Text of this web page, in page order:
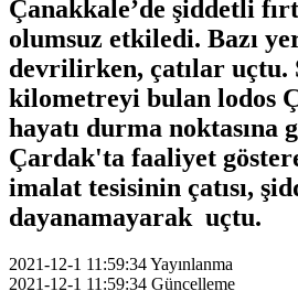
Çanakkale’de şiddetli
olumsuz etkiledi. Bazı
devrilirken, çatılar uçtu.
kilometreyi bulan lodos
hayatı durma noktasına
Çardak'ta faaliyet
imalat tesisinin çatısı,
dayanamayarak uçtu.
2021-12-1 11:59:34Yayınlanma
2021-12-1 11:59:34 Güncelleme